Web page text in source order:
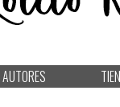
AUTORES